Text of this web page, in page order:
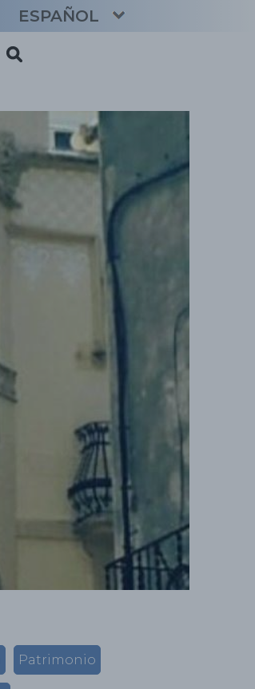
ESPAÑOL
DEUTSCH
NEDERLANDS
Patrimonio